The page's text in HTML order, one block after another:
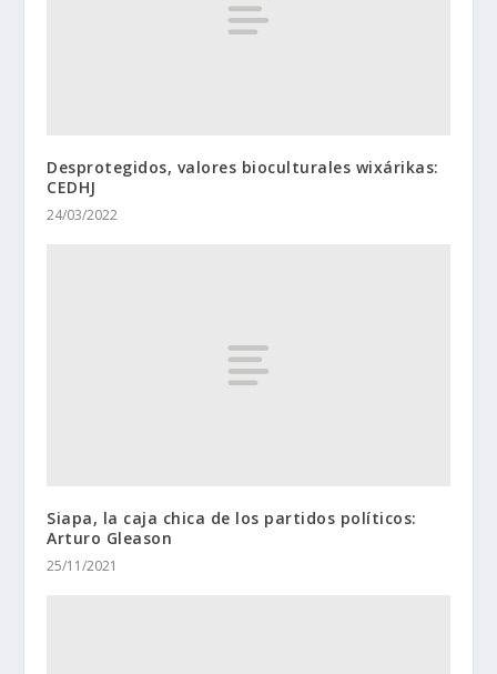
Desprotegidos, valores bioculturales wixárikas:
CEDHJ
24/03/2022
Siapa, la caja chica de los partidos políticos:
Arturo Gleason
25/11/2021